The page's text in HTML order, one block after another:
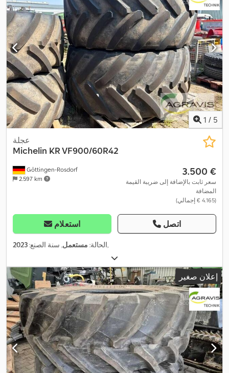
1 / 5
Göttingen-Rosdorf
2.597 km
عجلة
Michelin KR VF900/60R42
‏3.500 €
سعر ثابت بالإضافة إلى ضريبة القيمة
المضافة
(‏4.165 € إجمالي)
استعلام اتصل
الحالة: مستعمل, سنة الصنع:2023 ,
إعلان صغير